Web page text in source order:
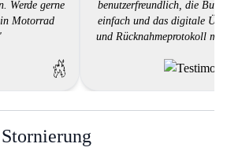
Werde gerne
Motorrad
benutzerfreundlich, die
einfach und das digitale
und Rücknahmeprotokoll
begeistert von der großen